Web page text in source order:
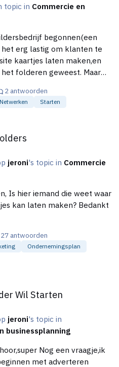
topic in Commercie en
begonnen(een
het erg lastig om klanten te
folderen geweest. Maar
mij hoofdzakelijk op
al stucadoorsbedrijven
die mij van wat
2 antwoorden
Netwerken Starten
jeroni's topic in Commercie
laten maken? Bedankt
27 antwoorden
Ondernemingsplan
Wil Starten
jeroni's topic in
businessplanning
een vraagje,ik
met adverteren